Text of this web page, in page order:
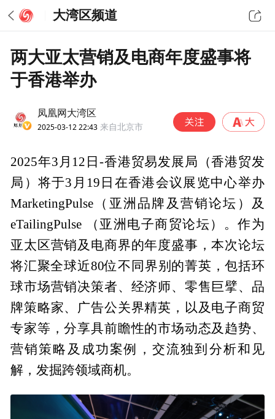
大湾区频道
两大亚太营销及电商年度盛事将
于香港举办
凤凰网大湾区
2025-03-12 22:43 来自北京市
2025年3月12日-香港贸易发展局（香港贸发
局）将于3月19日在香港会议展览中心举办
MarketingPulse（亚洲品牌及营销论坛）及
eTailingPulse （亚洲电子商贸论坛）。作为
亚太区营销及电商界的年度盛事，本次论坛
将汇聚全球近80位不同界别的菁英，包括环
球市场营销决策者、经济师、零售巨擘、品
牌策略家、广告公关界精英，以及电子商贸
专家等，分享具前瞻性的市场动态及趋势、
营销策略及成功案例，交流独到分析和见
解，发掘跨领域商机。